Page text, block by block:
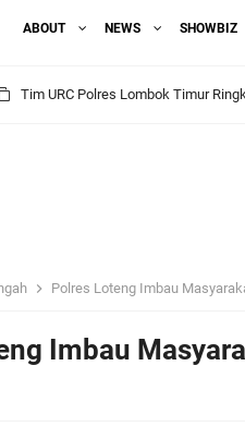
ABOUT NEWS SHOWBIZ
Tim URC Polres Lombok Timur
Polsek Gunungsari Kawal
Samapta Polresta Mataram Patroli
Kapolsek Selaparang Sambangi
Polres Loteng Imbau
Imbau